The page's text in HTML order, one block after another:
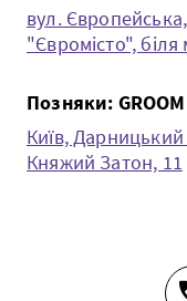
вул.
"Євромісто",
Позняки:
Київ,
Княжий Затон, 11